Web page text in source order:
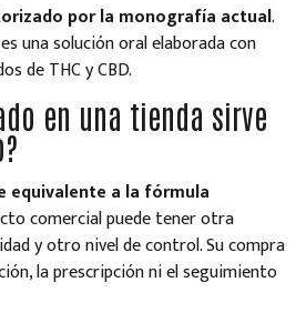
por la monografía actual.
una solución oral elaborada con
de THC y CBD.
en una tienda sirve
equivalente a la fórmula
comercial puede tener otra
y otro nivel de control. Su compra
la prescripción ni el seguimiento